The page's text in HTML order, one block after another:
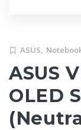
ASUS,
ASUS
OLED